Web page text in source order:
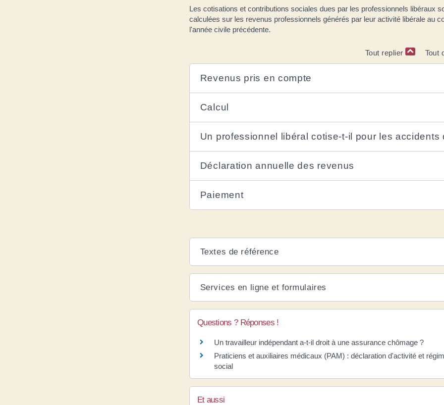
Les cotisations et contributions sociales dues par les professionnels libéraux
calculées sur les revenus professionnels générés par leur activité libérale au
l'année civile précédente.
Tout replier Tout
Revenus pris en compte
Calcul
Un professionnel libéral cotise-t-il pour les
Déclaration annuelle des revenus
Paiement
Textes de référence
Services en ligne et formulaires
Questions ? Réponses !
Un travailleur indépendant a-t-il droit à une assurance chômage ?
Praticiens et auxiliaires médicaux (PAM) : déclaration d'activité et
social
Et aussi